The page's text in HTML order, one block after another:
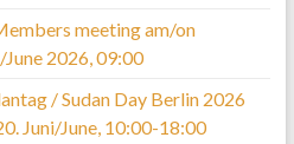
meeting am/on
2026, 09:00
/ Sudan Day Berlin 2026
Juni/June, 10:00-18:00